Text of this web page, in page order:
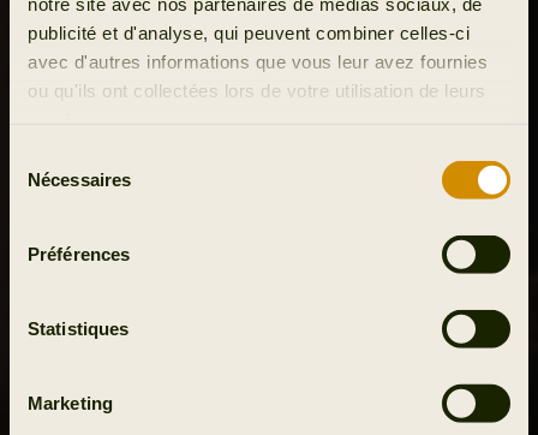
publicité et d'analyse, qui peuvent combiner celles-ci
avec d'autres informations que vous leur avez fournies
ou qu'ils ont collectées lors de votre utilisation de leurs
Nécessaires
Préférences
Statistiques
Marketing